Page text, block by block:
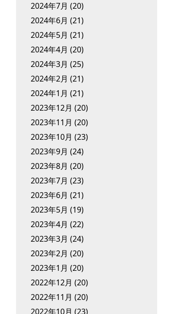
2024年7月 (20)
2024年6月 (21)
2024年5月 (21)
2024年4月 (20)
2024年3月 (25)
2024年2月 (21)
2024年1月 (21)
2023年12月 (20)
2023年11月 (20)
2023年10月 (23)
2023年9月 (24)
2023年8月 (20)
2023年7月 (23)
2023年6月 (21)
2023年5月 (19)
2023年4月 (22)
2023年3月 (24)
2023年2月 (20)
2023年1月 (20)
2022年12月 (20)
2022年11月 (20)
2022年10月 (23)